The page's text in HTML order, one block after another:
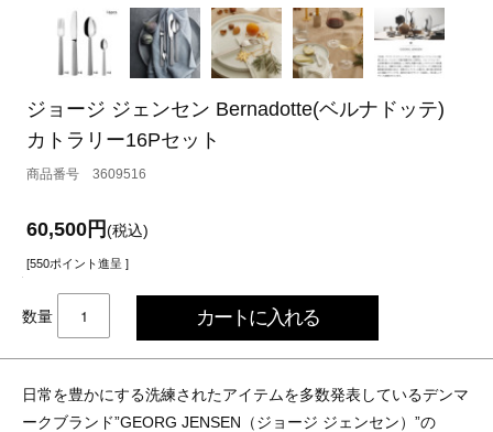
ジョージ ジェンセン Bernadotte(ベルナドッテ)
カトラリー16Pセット
3609516
60,500円(税込)
[550ポイント進呈 ]
数量
日常を豊かにする洗練されたアイテムを多数発表しているデンマ
ークブランド”GEORG JENSEN（ジョージ ジェンセン）”の